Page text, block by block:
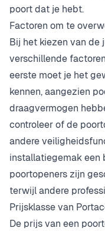
poort dat je hebt.
Factoren om te
Bij het kiezen van de
verschillende
eerste moet je het
kennen, aangezien
draagvermogen
controleer of de
andere
installatiegemak een
poortopeners zijn
terwijl andere
Prijsklasse van
De prijs van een